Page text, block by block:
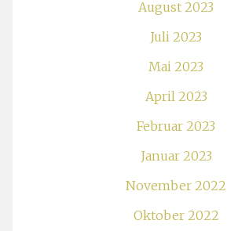
August 2023
Juli 2023
Mai 2023
April 2023
Februar 2023
Januar 2023
November 2022
Oktober 2022